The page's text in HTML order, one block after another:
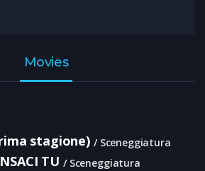
Movies
stagione) Sceneggiatura
TU Sceneggiatura